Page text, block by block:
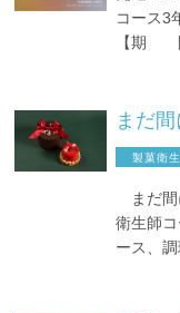
コース3
【期
まだ
製菓衛
まだ
衛生師
ース、